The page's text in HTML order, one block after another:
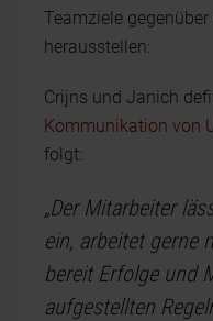
Teamziele
herausstellen:
Crijns und Janich
Kommunikation von
folgt:
„Der Mitarbeiter
ein, arbeitet gerne
bereit Erfolge und
aufgestellten